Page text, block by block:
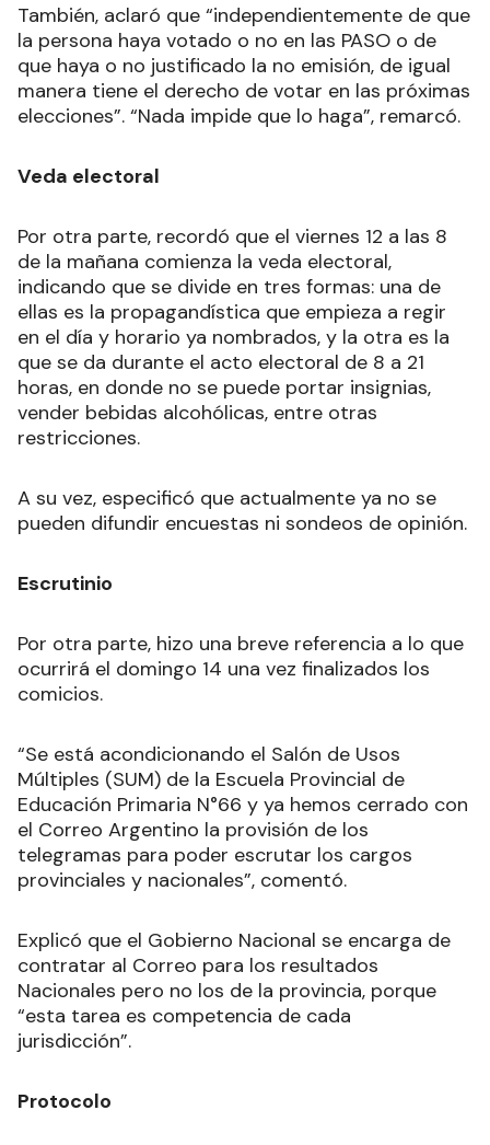
También, aclaró que “independientemente de que
la persona haya votado o no en las PASO o de
que haya o no justificado la no emisión, de igual
manera tiene el derecho de votar en las próximas
elecciones”. “Nada impide que lo haga”, remarcó.
Veda electoral
Por otra parte, recordó que el viernes 12 a las 8
de la mañana comienza la veda electoral,
indicando que se divide en tres formas: una de
ellas es la propagandística que empieza a regir
en el día y horario ya nombrados, y la otra es la
que se da durante el acto electoral de 8 a 21
horas, en donde no se puede portar insignias,
vender bebidas alcohólicas, entre otras
restricciones.
A su vez, especificó que actualmente ya no se
pueden difundir encuestas ni sondeos de opinión.
Escrutinio
Por otra parte, hizo una breve referencia a lo que
ocurrirá el domingo 14 una vez finalizados los
comicios.
“Se está acondicionando el Salón de Usos
Múltiples (SUM) de la Escuela Provincial de
Educación Primaria N°66 y ya hemos cerrado con
el Correo Argentino la provisión de los
telegramas para poder escrutar los cargos
provinciales y nacionales”, comentó.
Explicó que el Gobierno Nacional se encarga de
contratar al Correo para los resultados
Nacionales pero no los de la provincia, porque
“esta tarea es competencia de cada
jurisdicción”.
Protocolo